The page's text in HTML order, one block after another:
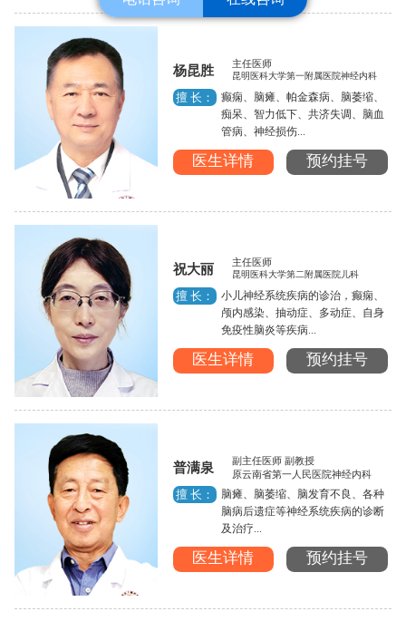
杨昆胜 主任医师
昆明医科大学第一附属医院神经内科
擅 长：
癫痫、脑瘫、帕金森病、脑萎缩、
痴呆、智力低下、共济失调、脑血
管病、神经损伤...
医生详情 预约挂号
祝大丽 主任医师
昆明医科大学第二附属医院儿科
擅 长：
小儿神经系统疾病的诊治，癫痫、
颅内感染、抽动症、多动症、自身
免疫性脑炎等疾病...
医生详情 预约挂号
普满泉
副主任医师 副教授
原云南省第一人民医院神经内科
擅 长：
脑瘫、脑萎缩、脑发育不良、各种
脑病后遗症等神经系统疾病的诊断
及治疗...
医生详情 预约挂号